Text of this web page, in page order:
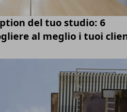
del tuo studio: 6
al meglio i tuoi